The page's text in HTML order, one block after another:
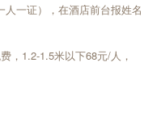
一证），在酒店前台报姓名
，1.2-1.5米以下68元/人，